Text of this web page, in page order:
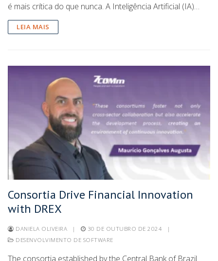
é mais crítica do que nunca. A Inteligência Artificial (IA)…
LEIA MAIS
Consortia Drive Financial Innovation
with DREX
DANIELA OLIVEIRA | 30 DE OUTUBRO DE 2024
|
DESENVOLVIMENTO DE SOFTWARE
The consortia established by the Central Bank of Brazil